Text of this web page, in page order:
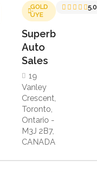
GOLD
ÜYE
Superb
Auto
Sales
19
Vanley
Crescent,
Toronto,
Ontario -
M3J 2B7,
CANADA
5.0